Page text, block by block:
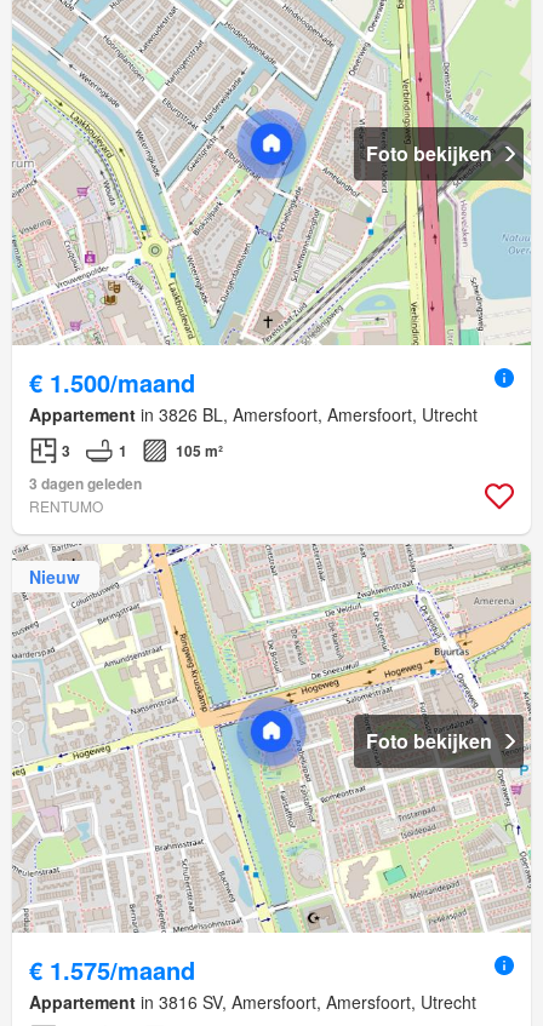
Foto bekijken
€ 1.500/maand
Appartement in 3826 BL, Amersfoort, Amersfoort, Utrecht
3 1
105 m²
3 dagen geleden
RENTUMO
Nieuw
Foto bekijken
€ 1.575/maand
Appartement in 3816 SV, Amersfoort, Amersfoort, Utrecht